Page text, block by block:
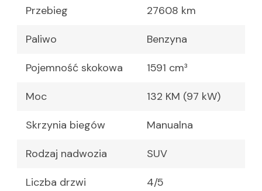
Przebieg 27608 km
Paliwo Benzyna
Pojemność skokowa 1591 cm³
Moc 132 KM (97 kW)
Skrzynia biegów Manualna
Rodzaj nadwozia SUV
Liczba drzwi 4/5